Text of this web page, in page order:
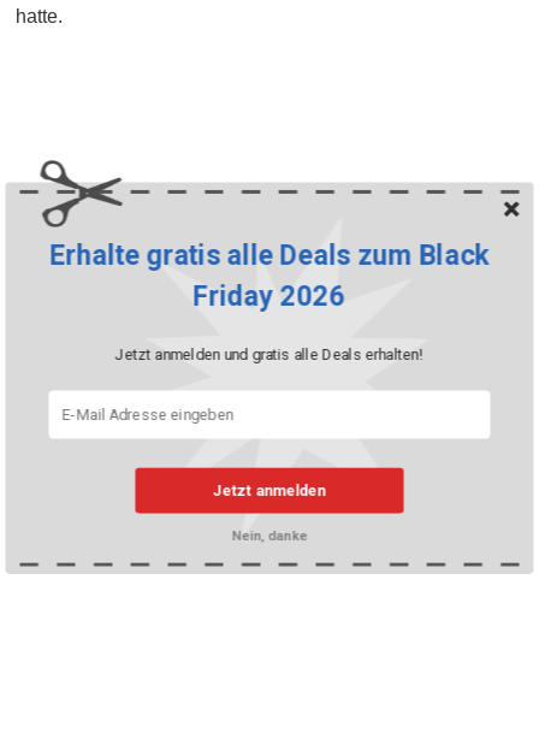
hatte.
Jetzt anmelden
Erhalte gratis alle Deals zum Black
Friday 2026
Jetzt anmelden und gratis alle Deals erhalten!
Nein, danke